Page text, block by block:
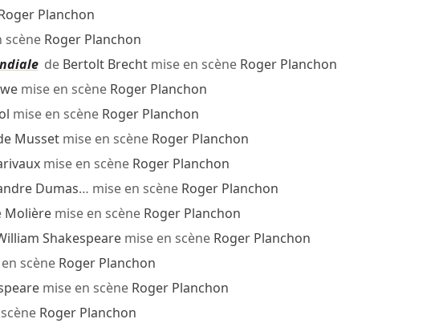
Planchon
scène Roger Planchon
de Bertolt Brechtmise en scène Roger Planchon
mise en scène Roger Planchon
mise en scène Roger Planchon
Mussetmise en scène Roger Planchon
mise en scène Roger Planchon
Dumas… mise en scène Roger Planchon
Molièremise en scène Roger Planchon
Shakespearemise en scène Roger Planchon
scène Roger Planchon
mise en scène Roger Planchon
Roger Planchon